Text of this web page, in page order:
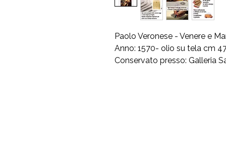
Paolo Veronese - Venere e
Anno: 1570- olio su tela cm
Conservato presso: Galleria